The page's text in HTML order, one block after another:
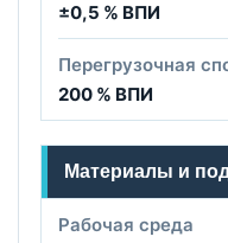
±0,5 % ВПИ
Перегрузочная
200 % ВПИ
Материалы и
Рабочая среда